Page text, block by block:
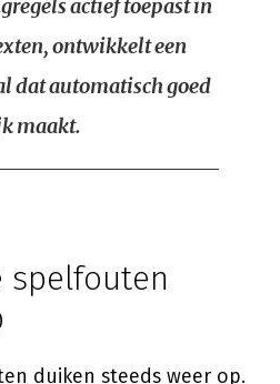
actief toepast in
ontwikkelt een
dat automatisch goed
maakt.
spelfouten
duiken steeds weer op.